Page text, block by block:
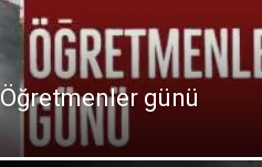
günü